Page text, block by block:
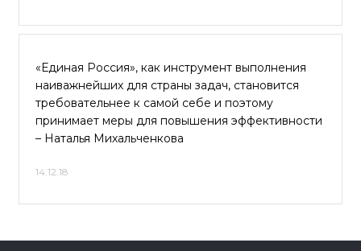
«Единая Россия», как инструмент выполнения
наиважнейших для страны задач, становится
требовательнее к самой себе и поэтому
принимает меры для повышения эффективности
– Наталья Михальченкова
14.12.18